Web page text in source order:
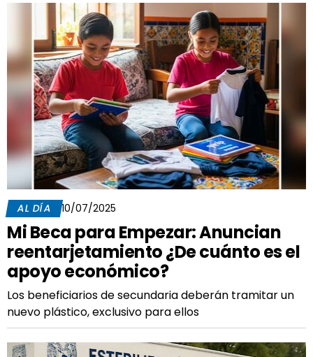
AL DÍA 10/07/2025
Mi Beca para Empezar: Anuncian
reentarjetamiento ¿De cuánto es el
apoyo económico?
Los beneficiarios de secundaria deberán tramitar un
nuevo plástico, exclusivo para ellos